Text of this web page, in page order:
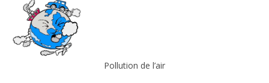
Pollution de l’air